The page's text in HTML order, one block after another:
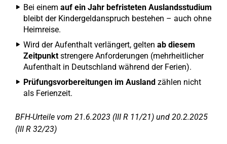
Bei einem auf ein Jahr befristeten Auslandsstudium
bleibt der Kindergeldanspruch bestehen – auch ohne
Heimreise.
Wird der Aufenthalt verlängert, gelten ab diesem
Zeitpunktstrengere Anforderungen (mehrheitlicher
Aufenthalt in Deutschland während der Ferien).
Prüfungsvorbereitungen im Ausland zählen nicht
als Ferienzeit.
BFH-Urteile vom 21.6.2023 (III R 11/21) und 20.2.2025
(III R 32/23)